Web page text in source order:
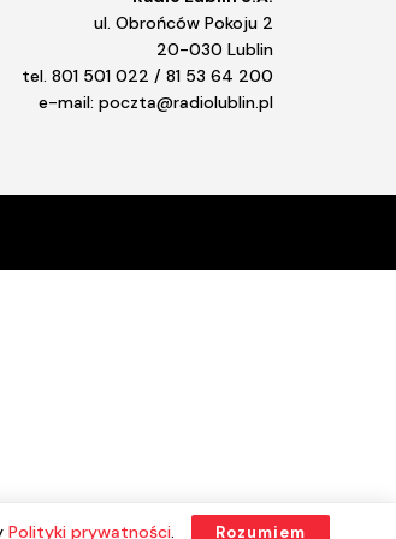
ul. Obrońców Pokoju 2
20-030 Lublin
tel. 801 501 022 / 81 53 64 200
e-mail: poczta@radiolublin.pl
Polityki prywatności. Rozumiem